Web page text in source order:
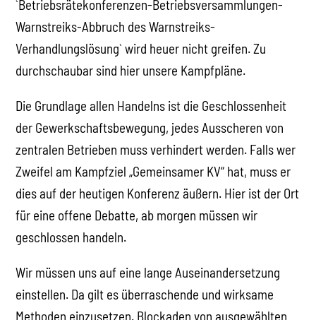
`Betriebsrätekonferenzen-Betriebsversammlungen-
Warnstreiks-Abbruch des Warnstreiks-
Verhandlungslösung` wird heuer nicht greifen. Zu
durchschaubar sind hier unsere Kampfpläne.
Die Grundlage allen Handelns ist die Geschlossenheit
der Gewerkschaftsbewegung, jedes Ausscheren von
zentralen Betrieben muss verhindert werden. Falls wer
Zweifel am Kampfziel „Gemeinsamer KV“ hat, muss er
dies auf der heutigen Konferenz äußern. Hier ist der Ort
für eine offene Debatte, ab morgen müssen wir
geschlossen handeln.
Wir müssen uns auf eine lange Auseinandersetzung
einstellen. Da gilt es überraschende und wirksame
Methoden einzusetzen. Blockaden von ausgewählten